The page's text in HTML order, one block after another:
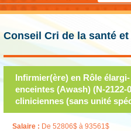
Conseil Cri de la santé
Infirmier(ère) en Rôle
enceintes (Awash) (N-2122-
cliniciennes (sans unité
Salaire : De 52806$ à 93561$